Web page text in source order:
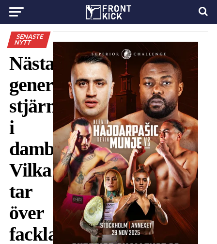
SENASTE
NYTT
Nästa
generations
stjärnor
i
damboxningen:
Vilka
tar
över
facklan?